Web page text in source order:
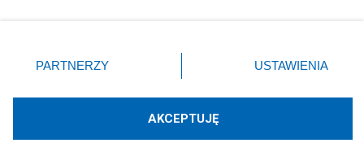
Technologię dostarcza:W3media.pl
zmienić/wycofać klikając przycisk ustawień prywatności
znajdujący się w lewym dolnym rogu strony
rodzaje przetwarzania danych nie wymagają zgody
użytkownika, ale masz prawo sprzeciwić się takiemu
PARTNERZY USTAWIENIA
AKCEPTUJĘ